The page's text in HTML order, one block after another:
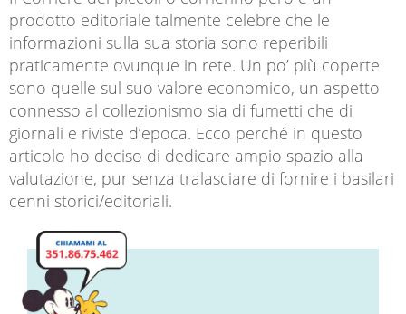
prodotto editoriale talmente celebre che le
informazioni sulla sua storia sono reperibili
praticamente ovunque in rete. Un po’ più coperte
sono quelle sul suo valore economico, un aspetto
connesso al collezionismo sia di fumetti che di
giornali e riviste d’epoca. Ecco perché in questo
articolo ho deciso di dedicare ampio spazio alla
valutazione, pur senza tralasciare di fornire i basilari
cenni storici/editoriali.